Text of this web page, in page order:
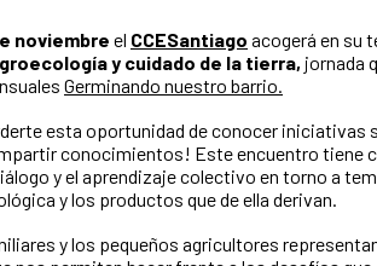
noviembre el CCESantiago acogerá en su
y cuidado de la tierra, jornada
Germinando nuestro barrio.
esta oportunidad de conocer iniciativas
conocimientos! Este encuentro tiene
y el aprendizaje colectivo en torno a
y los productos que de ella derivan.
y los pequeños agricultores